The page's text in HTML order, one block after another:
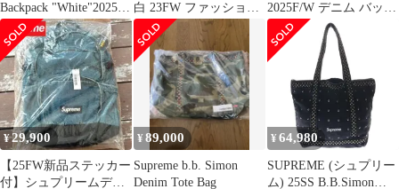
Backpack "White"2025シ
ュプリーム
白 23FW ファッション
学生 バッグ ボブサン
2025F/W デニム バック
パック 黒
¥29,900
【25FW新品ステッカー
付】シュプリームデニ
¥89,000
Supreme b.b. Simon
Denim Tote Bag
¥ 64,980
SUPREME (シュプリー
ム) 25SS B.B.Simon